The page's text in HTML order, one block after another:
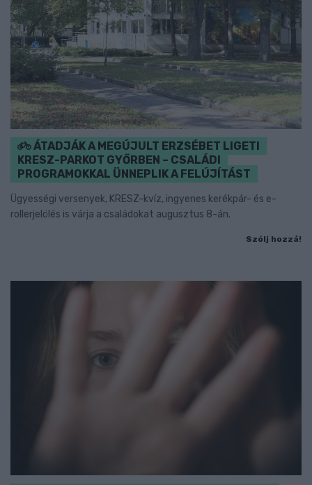
ÁTADJÁK A MEGÚJULT ERZSÉBET LIGETI
KRESZ-PARKOT GYŐRBEN – CSALÁDI
PROGRAMOKKAL ÜNNEPLIK A FELÚJÍTÁST
Ügyességi versenyek, KRESZ-kvíz, ingyenes kerékpár- és e-
rollerjelölés is várja a családokat augusztus 8-án.
Szólj hozzá!